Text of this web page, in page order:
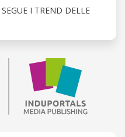
I TREND DELLE